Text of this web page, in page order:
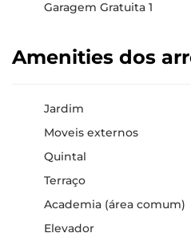
Garagem Gratuita 1
Amenities dos
Jardim
Moveis externos
Quintal
Terraço
Academia (área comum)
Elevador